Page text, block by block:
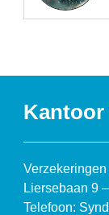
Liersebaan 9
Telefoon: